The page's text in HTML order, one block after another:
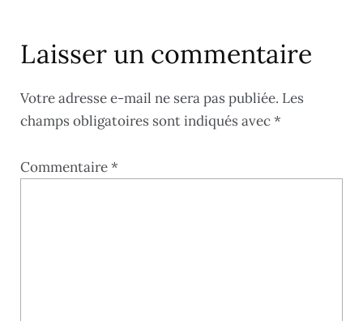
Laisser un commentaire
Votre adresse e-mail ne sera pas publiée. Les
champs obligatoires sont indiqués avec*
Commentaire*